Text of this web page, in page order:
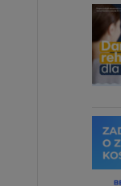
nasi
się
w